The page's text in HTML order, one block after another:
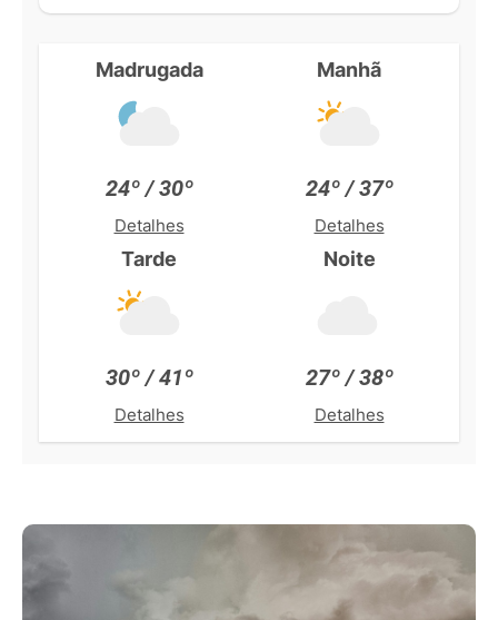
Madrugada
24º / 30º
Detalhes
Manhã
24º / 37º
Detalhes
Tarde
30º / 41º
Detalhes
Noite
27º / 38º
Detalhes